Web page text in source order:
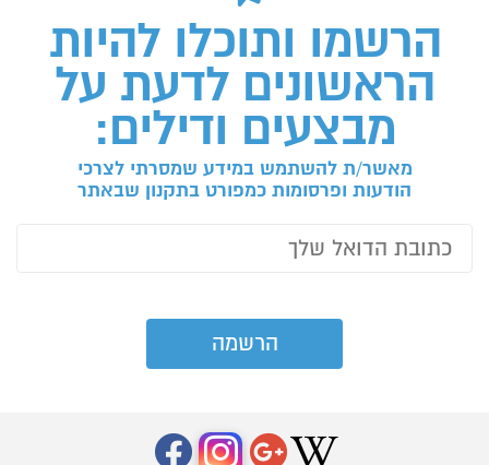
הרשמו ותוכלו להיות
הראשונים לדעת על
מבצעים ודילים:
מאשר/ת להשתמש במידע שמסרתי לצרכי
הודעות ופרסומות כמפורט בתקנון שבאתר